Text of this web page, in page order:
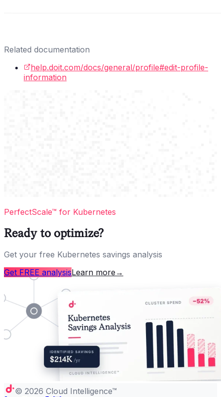
Related documentation
help.doit.com/docs/general/profile#edit-profile-
information
PerfectScale™ for Kubernetes
Ready to optimize?
Get your free Kubernetes savings analysis
Get FREE analysisLearn more →
© 2026 Cloud Intelligence™